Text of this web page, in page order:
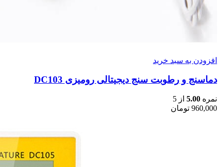
افزودن به سبد خرید
دماسنج و رطوبت سنج دیجیتالی رومیزی DC103
نمره 5.00 از 5
960,000 تومان